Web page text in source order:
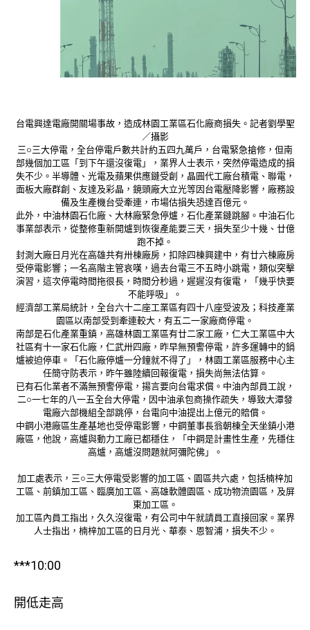
台電興達電廠開關場事故，造成林園工業區石化廠商損失。記者劉學聖
／攝影
三○三大停電，全台停電戶數共計約五四九萬戶，台電緊急搶修，但南
部幾個加工區「到下午還沒復電」，業界人士表示，突然停電造成的損
失不少。半導體、光電及蘋果供應鏈受創，晶圓代工廠台積電、聯電，
面板大廠群創、友達及彩晶，鏡頭廠大立光等因台電壓降影響，廠務設
備及生產機台受牽連，市場估損失恐達百億元。
此外，中油林園石化廠、大林廠緊急停爐，石化產業鏈跳腳。中油石化
事業部表示，從整修重新開爐到恢復產能要三天，損失至少十幾、廿億
跑不掉。
封測大廠日月光在高雄共有卅棟廠房，扣除四棟興建中，有廿六棟廠房
受停電影響；一名高階主管哀嘆，過去台電三不五時小跳電，類似突擊
演習，這次停電時間拖很長，時間分秒過，遲遲沒有復電，「幾乎快要
不能呼吸」。
經濟部工業局統計，全台六十二座工業區有四十八座受波及；科技產業
園區以南部受到牽連較大，有五二一家廠商停電。
南部是石化產業重鎮，高雄林園工業區有廿二家工廠，仁大工業區中大
社區有十一家石化廠，仁武卅四廠，昨早無預警停電，許多運轉中的鍋
爐被迫停車。「石化廠停爐一分鐘就不得了」，林園工業區服務中心主
任簡守防表示，昨午雖陸續回報復電，損失尚無法估算。
已有石化業者不滿無預警停電，揚言要向台電求償。中油內部員工說，
二○一七年的八一五全台大停電，因中油承包商操作疏失，導致大潭發
電廠六部機組全部跳停，台電向中油提出上億元的賠償。
中鋼小港廠區生產基地也受停電影響，中鋼董事長翁朝棟全天坐鎮小港
廠區，他說，高爐與動力工廠已都穩住，「中鋼是計畫性生產，先穩住
高爐，高爐沒問題就阿彌陀佛」。
加工處表示，三○三大停電受影響的加工區、園區共六處，包括楠梓加
工區、前鎮加工區、臨廣加工區、高雄軟體園區、成功物流園區，及屏
東加工區。
加工區內員工指出，久久沒復電，有公司中午就請員工直接回家。業界
人士指出，楠梓加工區的日月光、華泰、恩智浦，損失不少。
***10:00
開低走高